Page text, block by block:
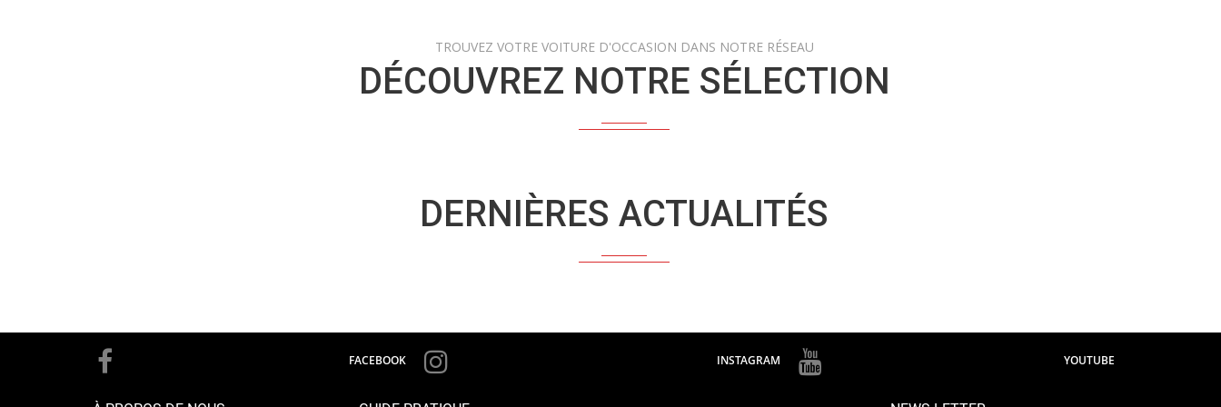
TROUVEZ VOTRE VOITURE D'OCCASION DANS NOTRE RÉSEAU
DÉCOUVREZ NOTRE SÉLECTION
DERNIÈRES ACTUALITÉS
FACEBOOK INSTAGRAM YOUTUBE